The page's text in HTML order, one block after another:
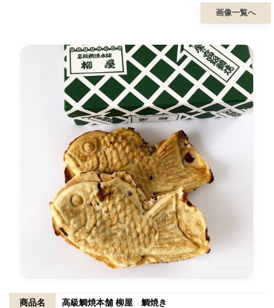
画像一覧へ
商品名
高級鯛焼本舗 柳屋 鯛焼き